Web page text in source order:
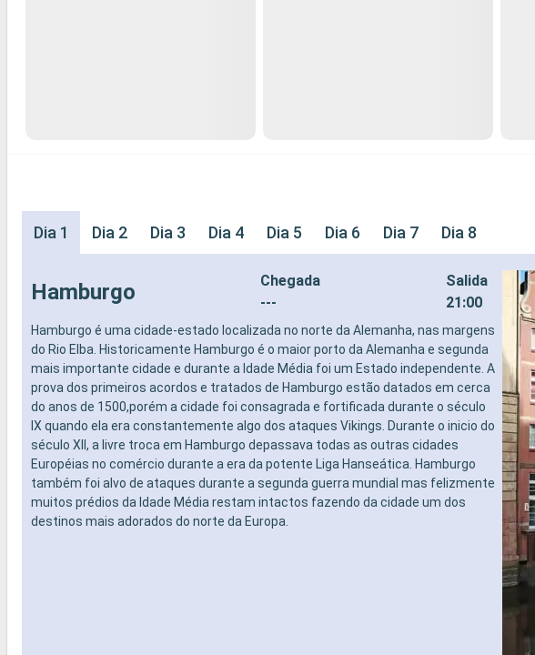
Dia 1 Dia 2 Dia 3 Dia 4 Dia 5 Dia 6 Dia 7 Dia 8
Hamburgo
Chegada
---
Salida
21:00
Hamburgo é uma cidade-estado localizada no norte da Alemanha, nas margens
do Rio Elba. Historicamente Hamburgo é o maior porto da Alemanha e segunda
mais importante cidade e durante a Idade Média foi um Estado independente. A
prova dos primeiros acordos e tratados de Hamburgo estão datados em cerca
do anos de 1500,porém a cidade foi consagrada e fortificada durante o século
IX quando ela era constantemente algo dos ataques Vikings. Durante o inicio do
século XII, a livre troca em Hamburgo depassava todas as outras cidades
Européias no comércio durante a era da potente Liga Hanseática. Hamburgo
também foi alvo de ataques durante a segunda guerra mundial mas felizmente
muitos prédios da Idade Média restam intactos fazendo da cidade um dos
destinos mais adorados do norte da Europa.